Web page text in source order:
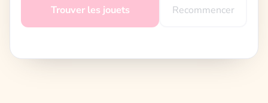
Trouver les jouets Recommencer